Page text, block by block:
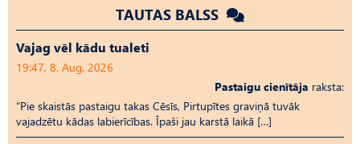
TAUTAS BALSS
Vajag vēl kādu tualeti
19:47, 8. Aug, 2026
Pastaigu cienītāja raksta:
“Pie skaistās pastaigu takas Cēsīs, Pirtupītes graviņā tuvāk
vajadzētu kādas labierīcības. Īpaši jau karstā laikā […]